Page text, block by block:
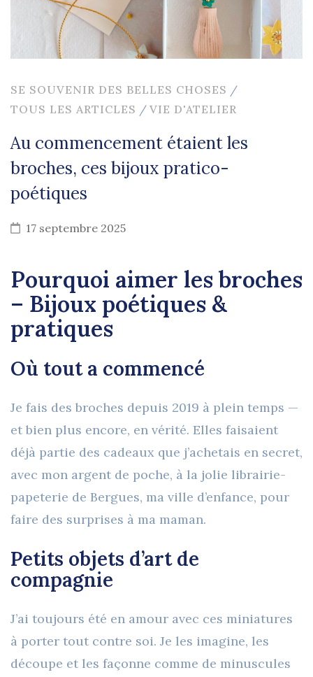
SE SOUVENIR DES BELLES CHOSES /
TOUS LES ARTICLES / VIE D'ATELIER
Au commencement étaient les
broches, ces bijoux pratico-
poétiques
17 septembre 2025
Pourquoi aimer les broches
– Bijoux poétiques &
pratiques
Où tout a commencé
Je fais des broches depuis 2019 à plein temps —
et bien plus encore, en vérité. Elles faisaient
déjà partie des cadeaux que j’achetais en secret,
avec mon argent de poche, à la jolie librairie-
papeterie de Bergues, ma ville d’enfance, pour
faire des surprises à ma maman.
Petits objets d’art de
compagnie
J’ai toujours été en amour avec ces miniatures
à porter tout contre soi. Je les imagine, les
découpe et les façonne comme de minuscules